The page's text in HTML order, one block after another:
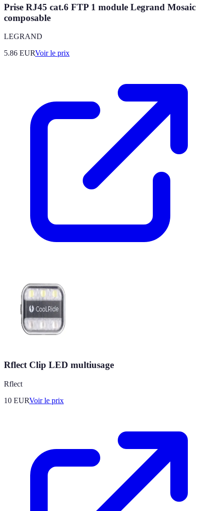
Prise RJ45 cat.6 FTP 1 module Legrand Mosaic
composable
LEGRAND
5.86 EURVoir le prix
Rflect Clip LED multiusage
Rflect
10 EURVoir le prix